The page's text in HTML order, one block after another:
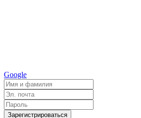
Google
Зарегистрироваться